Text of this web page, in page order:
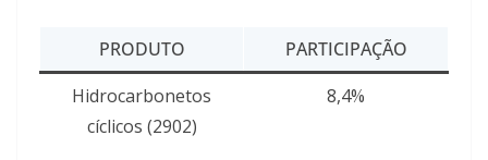
PRODUTO
PARTICIPAÇÃO
Hidrocarbonetos
cíclicos (2902)
8,4%